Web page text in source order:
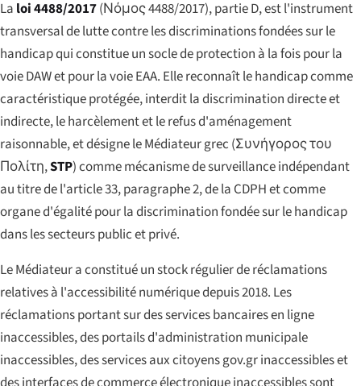
La loi 4488/2017(Νόμος 4488/2017), partie D, est l'instrument
transversal de lutte contre les discriminations fondées sur le
handicap qui constitue un socle de protection à la fois pour la
voie DAW et pour la voie EAA. Elle reconnaît le handicap comme
caractéristique protégée, interdit la discrimination directe et
indirecte, le harcèlement et le refus d'aménagement
raisonnable, et désigne le Médiateur grec (Συνήγορος του
Πολίτη,STP) comme mécanisme de surveillance indépendant
au titre de l'article 33, paragraphe 2, de la CDPH et comme
organe d'égalité pour la discrimination fondée sur le handicap
dans les secteurs public et privé.
Le Médiateur a constitué un stock régulier de réclamations
relatives à l'accessibilité numérique depuis 2018. Les
réclamations portant sur des services bancaires en ligne
inaccessibles, des portails d'administration municipale
inaccessibles, des services aux citoyens gov.gr inaccessibles et